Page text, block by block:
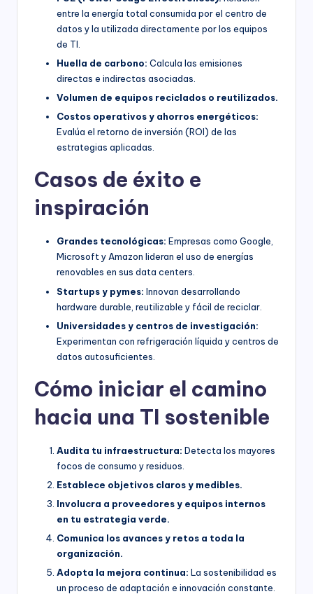
entre la energía total consumida por el centro de
datos y la utilizada directamente por los equipos
de TI.
Huella de carbono: Calcula las emisiones
directas e indirectas asociadas.
Volumen de equipos reciclados o reutilizados.
Costos operativos y ahorros energéticos:
Evalúa el retorno de inversión (ROI) de las
estrategias aplicadas.
Casos de éxito e
inspiración
Grandes tecnológicas: Empresas como Google,
Microsoft y Amazon lideran el uso de energías
renovables en sus data centers.
Startups y pymes: Innovan desarrollando
hardware durable, reutilizable y fácil de reciclar.
Universidades y centros de investigación:
Experimentan con refrigeración líquida y centros de
datos autosuficientes.
Cómo iniciar el camino
hacia una TI sostenible
Audita tu infraestructura: Detecta los mayores
focos de consumo y residuos.
Establece objetivos claros y medibles.
Involucra a proveedores y equipos internos
en tu estrategia verde.
Comunica los avances y retos a toda la
organización.
Adopta la mejora continua: La sostenibilidad es
un proceso de adaptación e innovación constante.